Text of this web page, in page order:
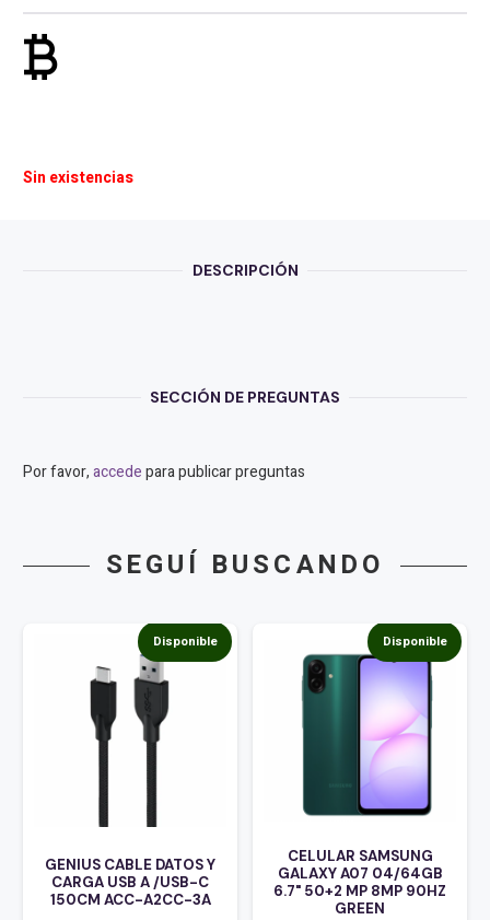
currency_bitcoin
Sin existencias
DESCRIPCIÓN
SECCIÓN DE PREGUNTAS
Por favor,accedepara publicar preguntas
SEGUÍ BUSCANDO
Disponible
GENIUS CABLE DATOS Y
CARGA USB A /USB-C
150CM ACC-A2CC-3A
Disponible
CELULAR SAMSUNG
GALAXY A07 04/64GB
6.7" 50+2 MP 8MP 90HZ
GREEN